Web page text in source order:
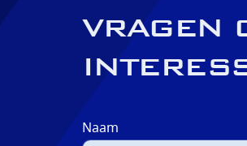
VRAGEN
Naam